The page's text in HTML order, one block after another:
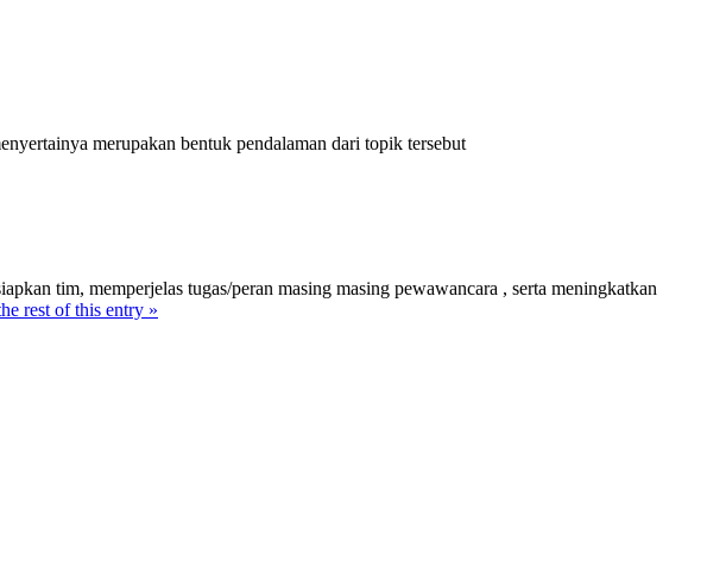
merupakan bentuk pendalaman dari topik tersebut
tim, memperjelas tugas/peran masing masing pewawancara , serta meningkatkan
rest of this entry »